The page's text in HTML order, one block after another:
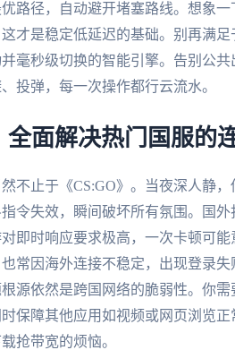
路径，自动避开堵塞路线。想象
才是稳定低延迟的基础。别再满
毫秒级切换的智能引擎。告别公
投弹，每一次操作都行云流水。
全面解决热门国服的
不止于《CS:GO》。当夜深人静
令失效，瞬间破坏所有氛围。国
即时响应要求极高，一次卡顿可
常因海外连接不稳定，出现登录
源依然是跨国网络的脆弱性。你
保障其他应用如视频或网页浏览
抢带宽的烦恼。